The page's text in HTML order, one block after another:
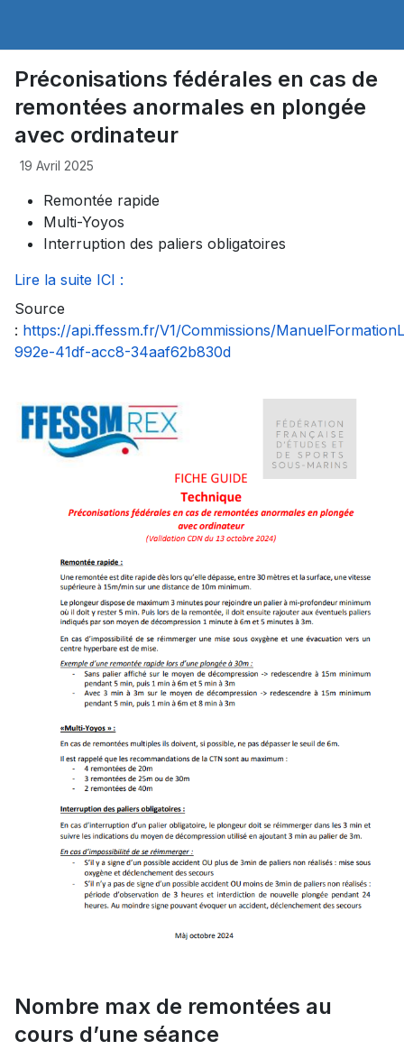
Préconisations fédérales en cas de
remontées anormales en plongée
avec ordinateur
19 Avril 2025
Remontée rapide
Multi-Yoyos
Interruption des paliers obligatoires
Lire la suite ICI :
Source
: https://api.ffessm.fr/V1/Commissions/
992e-41df-acc8-34aaf62b830d
Nombre max de remontées au
cours d’une séance